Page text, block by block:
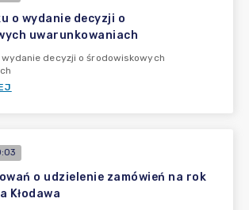
o wydanie decyzji o
uwarunkowaniach
wydanie decyzji o środowiskowych
o udzielenie zamówień na rok
Kłodawa